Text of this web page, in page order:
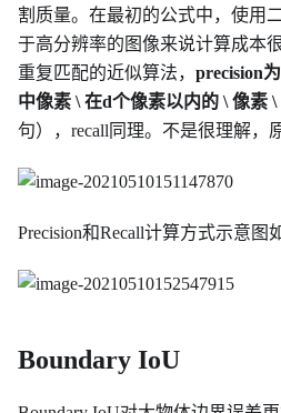
割质量。在最初的公式中，使用
于高分辨率的图像来说计算成本
重复匹配的近似算法， precision
中像素 \ 在d个像素以内的 \ 像素
句），recall同理。不是很理解，
Precision和Recall计算方式示意图
Boundary IoU